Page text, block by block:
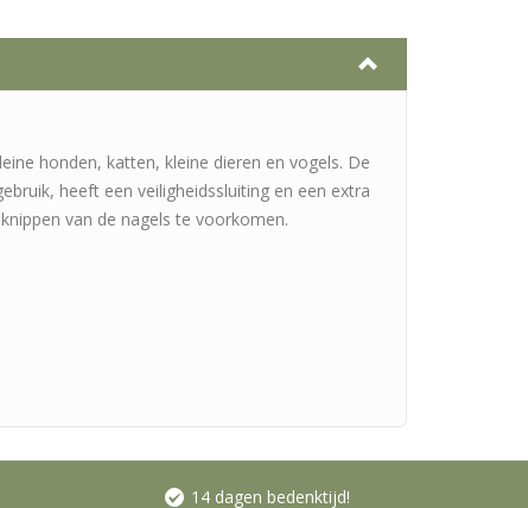
honden, katten, kleine dieren en vogels. De
heeft een veiligheidssluiting en een extra
van de nagels te voorkomen.
14 dagen bedenktijd!